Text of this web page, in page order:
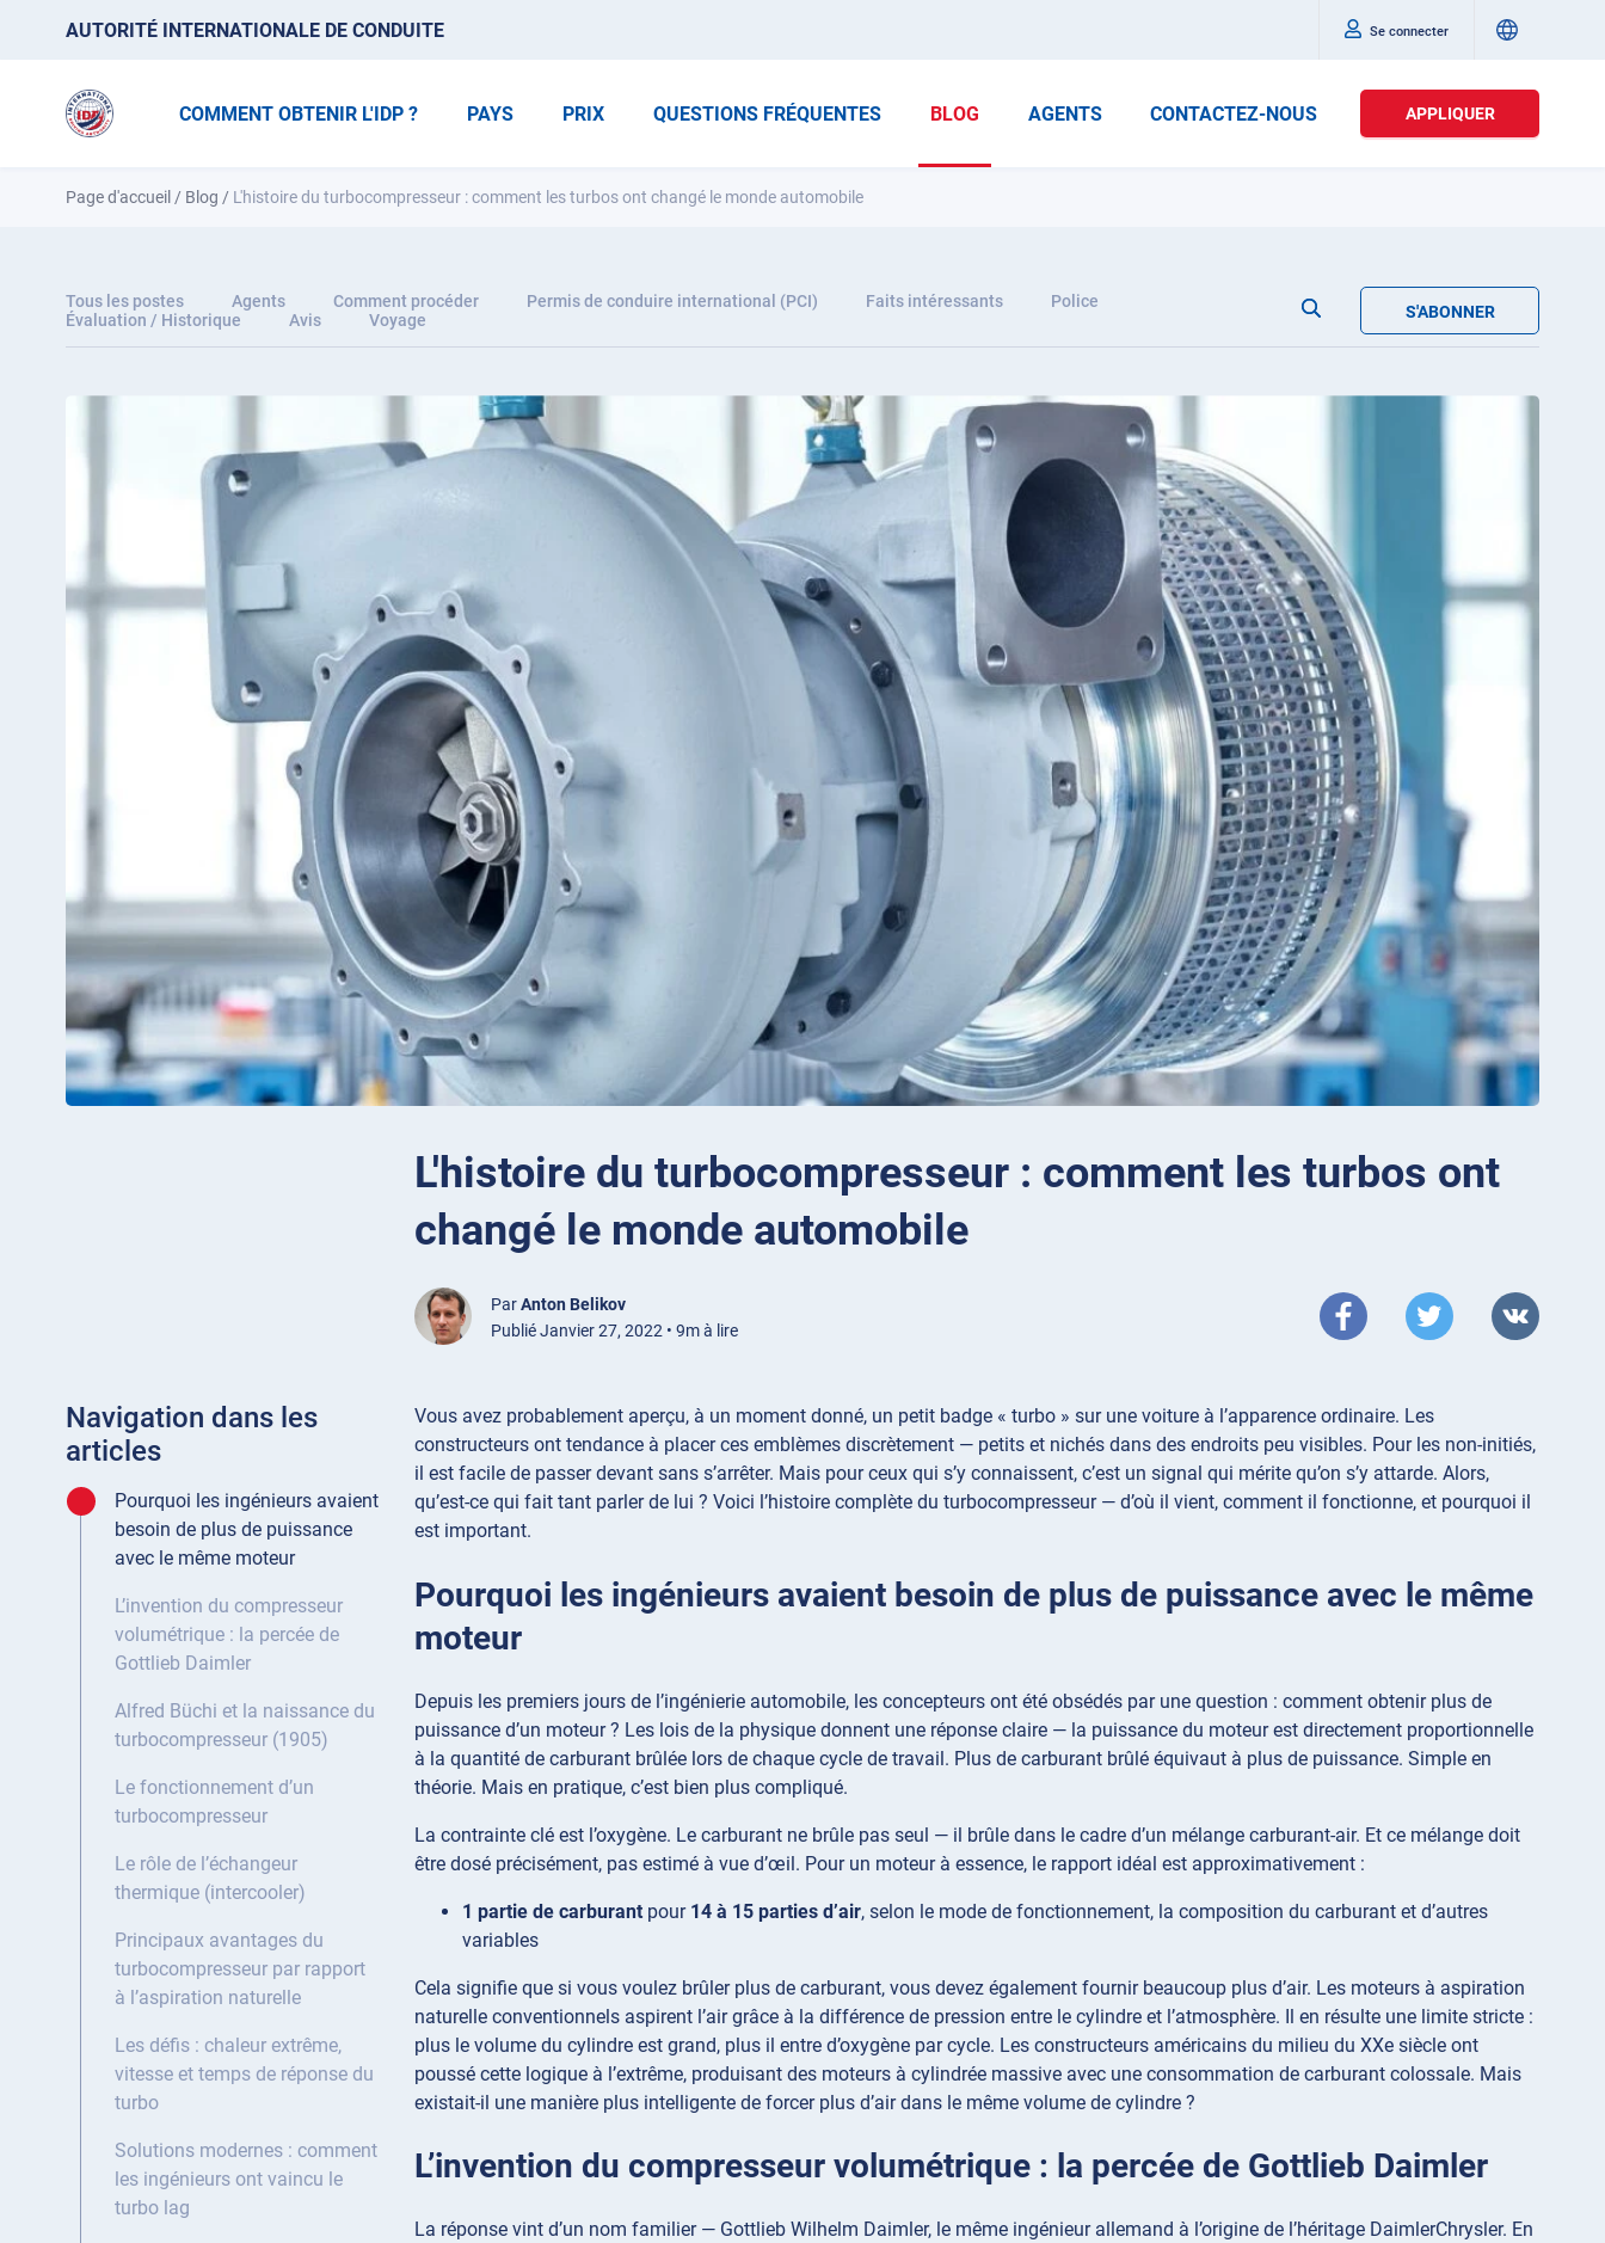
AUTORITÉ INTERNATIONALE DE CONDUITE Se connecter
COMMENT OBTENIR L'IDP ? PAYS PRIX QUESTIONS FRÉQUENTES BLOG AGENTS CONTACTEZ-NOUS APPLIQUER
Page d'accueil / Blog / L'histoire du turbocompresseur : comment les turbos ont changé le monde automobile
Tous les postes Agents Comment procéder Permis de conduire international (PCI) Faits intéressants
Police
Évaluation / Historique
Avis Voyage S'ABONNER
L'histoire du turbocompresseur : comment les turbos ont
changé le monde automobile
ParAnton Belikov
Publié Janvier 27, 2022 • 9m à lire
Navigation dans les
articles
Pourquoi les ingénieurs avaient
besoin de plus de puissance
avec le même moteur
L’invention du compresseur
volumétrique : la percée de
Gottlieb Daimler
Alfred Büchi et la naissance du
turbocompresseur (1905)
Le fonctionnement d’un
turbocompresseur
Le rôle de l’échangeur
thermique (intercooler)
Principaux avantages du
turbocompresseur par rapport
à l’aspiration naturelle
Les défis : chaleur extrême,
vitesse et temps de réponse du
turbo
Solutions modernes : comment
les ingénieurs ont vaincu le
turbo lag
Vous avez probablement aperçu, à un moment donné, un petit badge « turbo » sur une voiture à l’apparence ordinaire. Les
constructeurs ont tendance à placer ces emblèmes discrètement — petits et nichés dans des endroits peu visibles. Pour les non-initiés,
il est facile de passer devant sans s’arrêter. Mais pour ceux qui s’y connaissent, c’est un signal qui mérite qu’on s’y attarde. Alors,
qu’est-ce qui fait tant parler de lui ? Voici l’histoire complète du turbocompresseur — d’où il vient, comment il fonctionne, et pourquoi il
est important.
Pourquoi les ingénieurs avaient besoin de plus de puissance avec le même
moteur
Depuis les premiers jours de l’ingénierie automobile, les concepteurs ont été obsédés par une question : comment obtenir plus de
puissance d’un moteur ? Les lois de la physique donnent une réponse claire — la puissance du moteur est directement proportionnelle
à la quantité de carburant brûlée lors de chaque cycle de travail. Plus de carburant brûlé équivaut à plus de puissance. Simple en
théorie. Mais en pratique, c’est bien plus compliqué.
La contrainte clé est l’oxygène. Le carburant ne brûle pas seul — il brûle dans le cadre d’un mélange carburant-air. Et ce mélange doit
être dosé précisément, pas estimé à vue d’œil. Pour un moteur à essence, le rapport idéal est approximativement :
1 partie de carburant pour 14 à 15 parties d’air, selon le mode de fonctionnement, la composition du carburant et d’autres
variables
Cela signifie que si vous voulez brûler plus de carburant, vous devez également fournir beaucoup plus d’air. Les moteurs à aspiration
naturelle conventionnels aspirent l’air grâce à la différence de pression entre le cylindre et l’atmosphère. Il en résulte une limite stricte :
plus le volume du cylindre est grand, plus il entre d’oxygène par cycle. Les constructeurs américains du milieu du XXe siècle ont
poussé cette logique à l’extrême, produisant des moteurs à cylindrée massive avec une consommation de carburant colossale. Mais
existait-il une manière plus intelligente de forcer plus d’air dans le même volume de cylindre ?
L’invention du compresseur volumétrique : la percée de Gottlieb Daimler
La réponse vint d’un nom familier — Gottlieb Wilhelm Daimler, le même ingénieur allemand à l’origine de l’héritage DaimlerChrysler. En